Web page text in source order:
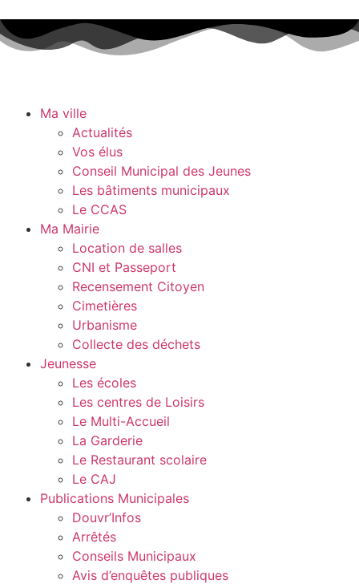
Ma ville
Actualités
Vos élus
Conseil Municipal des Jeunes
Les bâtiments municipaux
Le CCAS
Ma Mairie
Location de salles
CNI et Passeport
Recensement Citoyen
Cimetières
Urbanisme
Collecte des déchets
Jeunesse
Les écoles
Les centres de Loisirs
Le Multi-Accueil
La Garderie
Le Restaurant scolaire
Le CAJ
Publications Municipales
Douvr’Infos
Arrêtés
Conseils Municipaux
Avis d’enquêtes publiques